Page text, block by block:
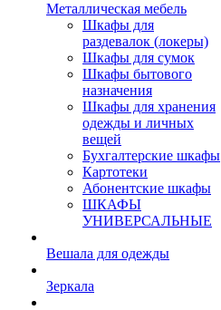
Металлическая мебель
Шкафы для
раздевалок (локеры)
Шкафы для сумок
Шкафы бытового
назначения
Шкафы для хранения
одежды и личных
вещей
Бухгалтерские шкафы
Картотеки
Абонентские шкафы
ШКАФЫ
УНИВЕРСАЛЬНЫЕ
Вешала для одежды
Зеркала